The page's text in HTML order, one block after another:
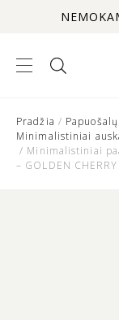
Pradžia /
Minimalistiniai
/ Minimalistiniai
– GOLDEN CHERRY